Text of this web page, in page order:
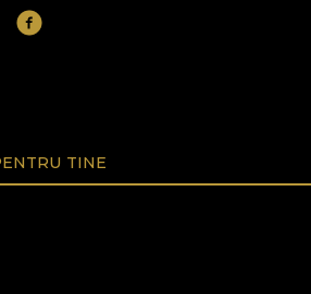
TINE